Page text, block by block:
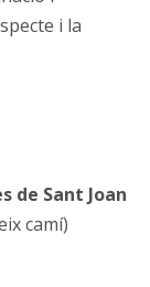
i la
de Sant Joan
camí)